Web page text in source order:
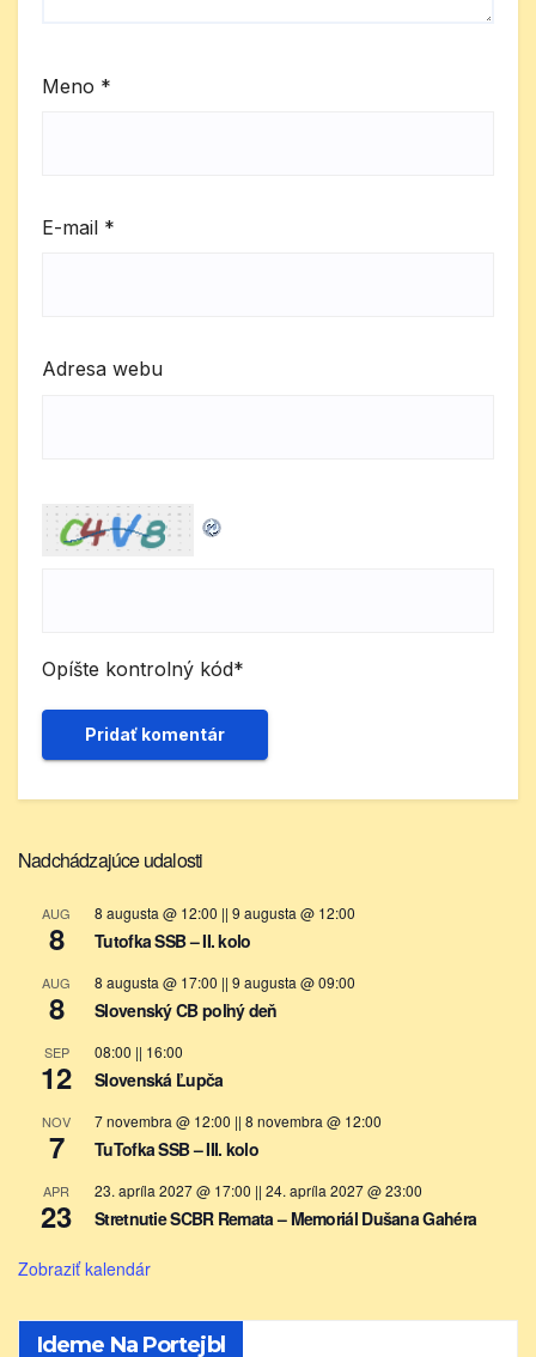
Meno *
E-mail *
Adresa webu
Opíšte kontrolný kód*
Nadchádzajúce udalosti
AUG
8
8 augusta @ 12:00 || 9 augusta @ 12:00
Tutofka SSB – II. kolo
AUG
8
8 augusta @ 17:00 || 9 augusta @ 09:00
Slovenský CB poľný deň
SEP
12
08:00 || 16:00
Slovenská Ľupča
NOV
7
7 novembra @ 12:00 || 8 novembra @ 12:00
TuTofka SSB – III. kolo
APR
23
23. apríla 2027 @ 17:00 || 24. apríla 2027 @ 23:00
Stretnutie SCBR Remata – Memoriál Dušana Gahéra
Zobraziť kalendár
Ideme Na Portejbl